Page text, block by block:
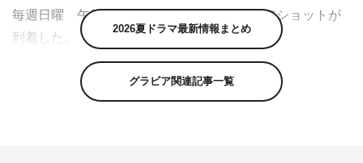
毎週日曜 午後10時～10時54分）より、オフショットが
到着した。
本作は浅野妙子のオリジナル脚本で描くヒューマンラブス
トーリーで、主演に堀田真由、相手役に萩原利久を配し、
2026夏ドラマ最新情報まとめ
グラビア関連記事一覧